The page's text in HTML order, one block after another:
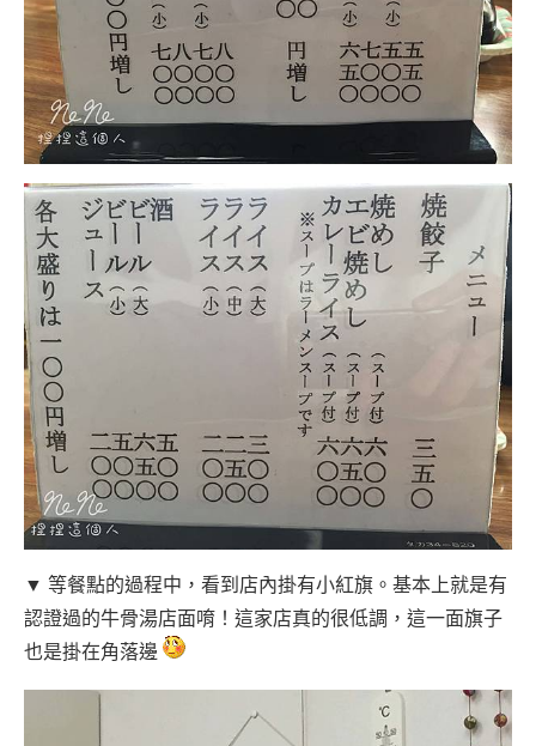
▼ 等餐點的過程中，看到店內掛有小紅旗。基本上就是有
認證過的牛骨湯店面唷！這家店真的很低調，這一面旗子
也是掛在角落邊